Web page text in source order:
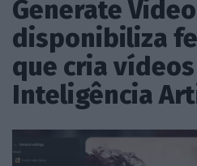
Generate
disponibiliza
que cria
Inteligência